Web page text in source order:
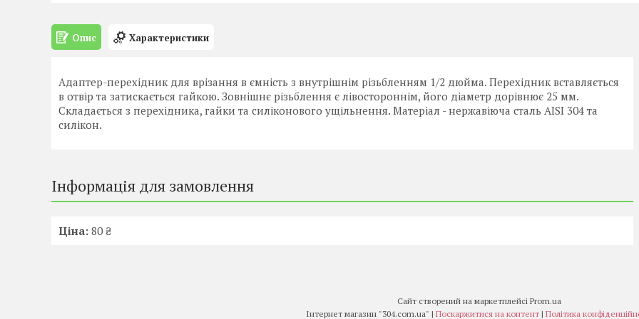
Опис Характеристики
Адаптер-перехідник для врізання в ємність з внутрішнім різьбленням 1/2 дюйма. Перехідник вставляється
в отвір та затискається гайкою. Зовнішнє різьблення є лівостороннім, його діаметр дорівнює 25 мм.
Складається з перехідника, гайки та силіконового ущільнення. Матеріал - нержавіюча сталь AISI 304 та
силікон.
Інформація для замовлення
Ціна: 80 ₴
Сайт створений на маркетплейсі Prom.ua
Інтернет магазин "304.com.ua" | Поскаржитися на контент | Політика